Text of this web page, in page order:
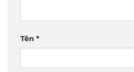
Tên *